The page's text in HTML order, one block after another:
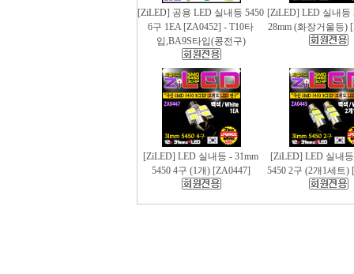
[ZiLED] 공용 LED 실내등 5450
6구 1EA [ZA0452] - T10타
입,BA9S타입(콩전구)
[ZiLED] LED 실내등
28mm (화장거울등)
[ZiLED] LED 실내등 - 31mm
5450 4구 (1개) [ZA0447]
[ZiLED] LED 실내
5450 2구 (2개1세트)